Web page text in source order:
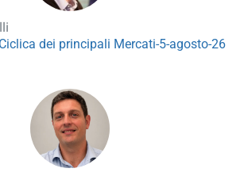
dei principali Mercati-5-agosto-26